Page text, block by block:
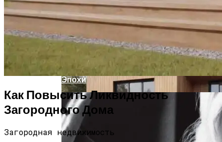
Оценка Будущих Расходов На
Обслуживание Вашего Дома
Мода 50-Х: Стиль, Тренды И Звезды
Эпохи
Как Повысить Ликвидность
Загородного Дома
Загородная недвижимость